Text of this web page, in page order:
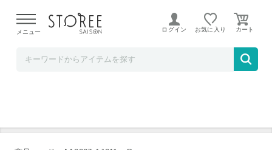
よる配送遅延が発生しております。
メニュー ログイン お気に入り
京都たかばし 新福菜館中華セット